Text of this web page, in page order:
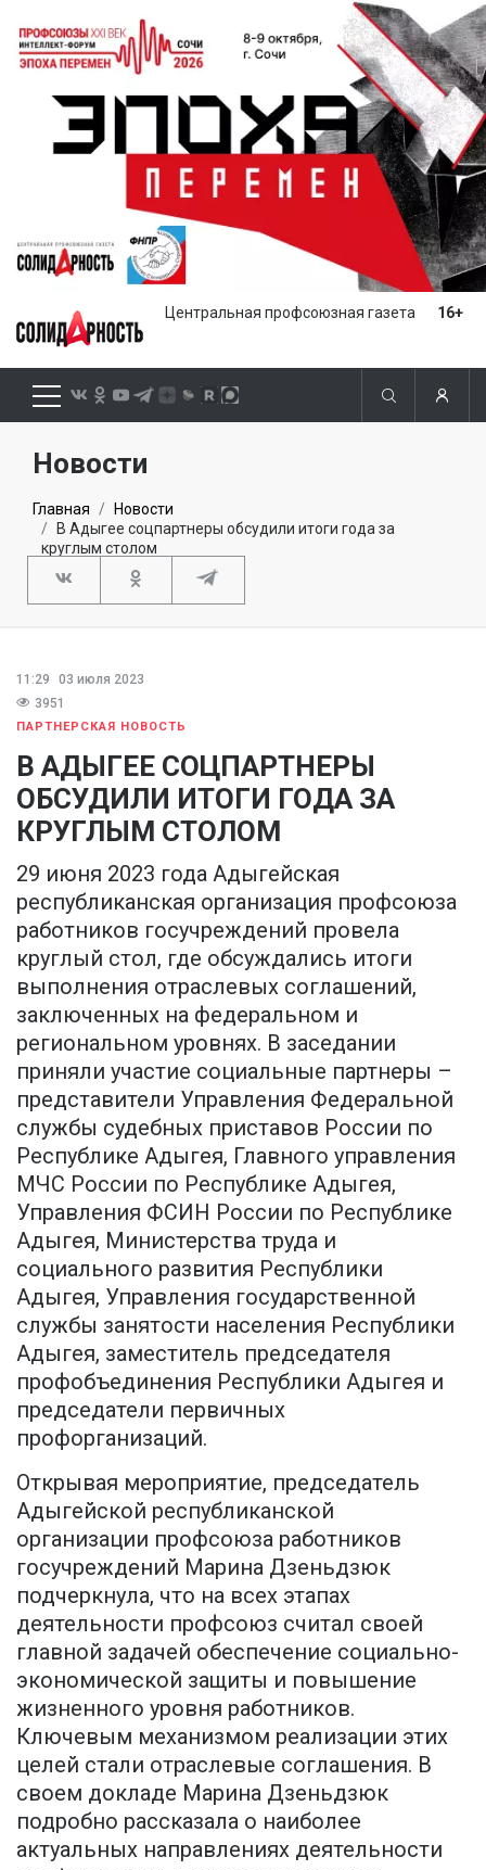
Центральная профсоюзная газета 16+
Новости
Главная
Новости
В Адыгее соцпартнеры обсудили итоги года за
круглым столом
11:29
03 июля 2023
3951
ПАРТНЕРСКАЯ НОВОСТЬ
В АДЫГЕЕ СОЦПАРТНЕРЫ
ОБСУДИЛИ ИТОГИ ГОДА ЗА
КРУГЛЫМ СТОЛОМ
29 июня 2023 года Адыгейская
республиканская организация профсоюза
работников госучреждений провела
круглый стол, где обсуждались итоги
выполнения отраслевых соглашений,
заключенных на федеральном и
региональном уровнях. В заседании
приняли участие социальные партнеры –
представители Управления Федеральной
службы судебных приставов России по
Республике Адыгея, Главного управления
МЧС России по Республике Адыгея,
Управления ФСИН России по Республике
Адыгея, Министерства труда и
социального развития Республики
Адыгея, Управления государственной
службы занятости населения Республики
Адыгея, заместитель председателя
профобъединения Республики Адыгея и
председатели первичных
профорганизаций.
Открывая мероприятие, председатель
Адыгейской республиканской
организации профсоюза работников
госучреждений Марина Дзеньдзюк
подчеркнула, что на всех этапах
деятельности профсоюз считал своей
главной задачей обеспечение социально-
экономической защиты и повышение
жизненного уровня работников.
Ключевым механизмом реализации этих
целей стали отраслевые соглашения. В
своем докладе Марина Дзеньдзюк
подробно рассказала о наиболее
актуальных направлениях деятельности